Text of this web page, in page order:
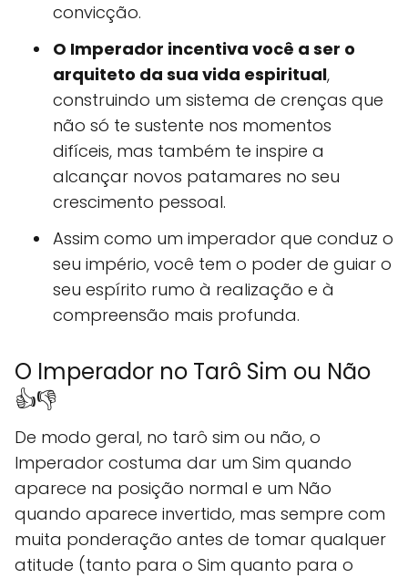
convicção.
O Imperador incentiva você a ser o
arquiteto da sua vida espiritual,
construindo um sistema de crenças que
não só te sustente nos momentos
difíceis, mas também te inspire a
alcançar novos patamares no seu
crescimento pessoal.
Assim como um imperador que conduz o
seu império, você tem o poder de guiar o
seu espírito rumo à realização e à
compreensão mais profunda.
O Imperador no Tarô Sim ou Não
👍👎
De modo geral, no tarô sim ou não, o
Imperador costuma dar um Sim quando
aparece na posição normal e um Não
quando aparece invertido, mas sempre com
muita ponderação antes de tomar qualquer
atitude (tanto para o Sim quanto para o